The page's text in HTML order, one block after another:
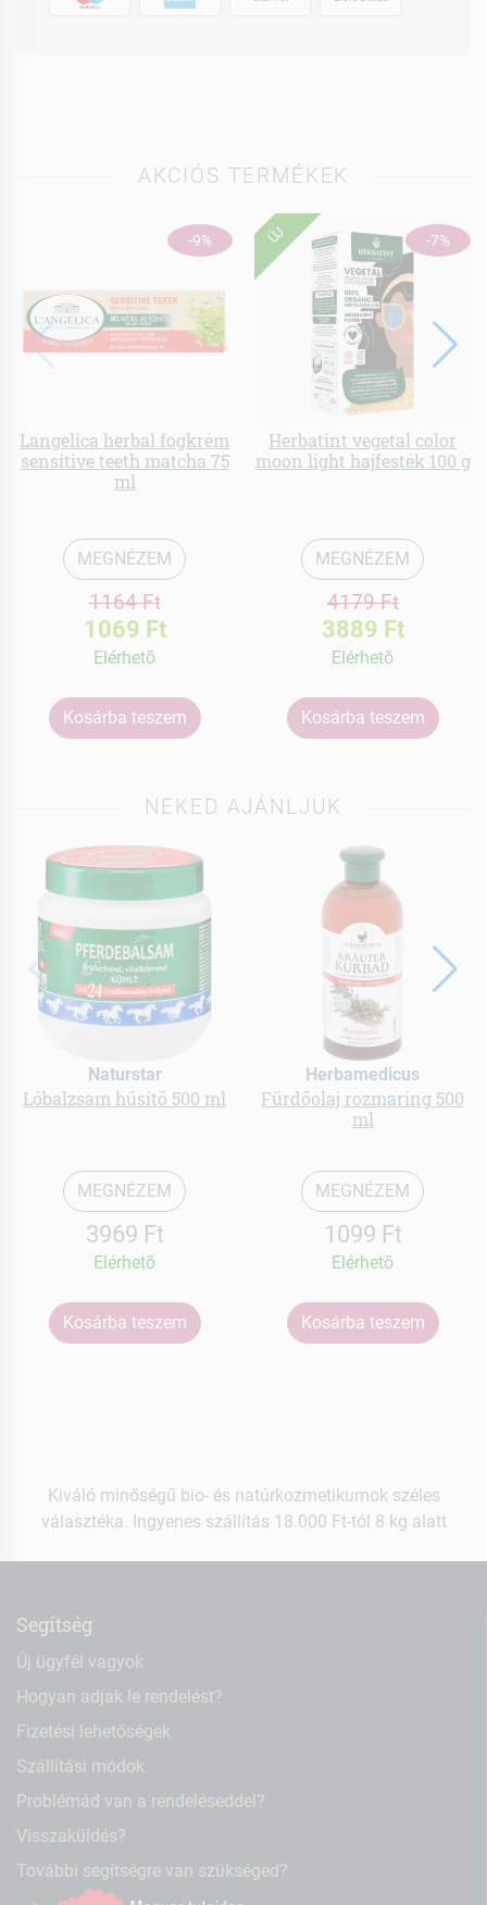
AKCIÓS TERMÉKEK
-9%
Langelica herbal fogkrém
sensitive teeth matcha 75
ml
MEGNÉZEM
1164 Ft
1069 Ft
Elérhetõ
Kosárba teszem
-7%
ÚJ
Herbatint vegetal color
moon light hajfesték 100 g
MEGNÉZEM
4179 Ft
3889 Ft
Elérhetõ
Kosárba teszem
NEKED AJÁNLJUK
Naturstar
Lóbalzsam hűsítő 500 ml
MEGNÉZEM
3969 Ft
Elérhetõ
Kosárba teszem
Herbamedicus
Fürdőolaj rozmaring 500
ml
MEGNÉZEM
1099 Ft
Elérhetõ
Kosárba teszem
Kiváló minőségű bio- és natúrkozmetikumok széles
választéka. Ingyenes szállítás 18.000 Ft-tól 8 kg alatt
Segítség
Új ügyfél vagyok
Hogyan adjak le rendelést?
Fizetési lehetőségek
Szállítási módok
Problémád van a rendeléseddel?
Visszaküldés?
További segítségre van szükséged?